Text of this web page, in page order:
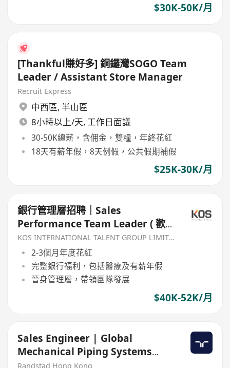
$30K-50K/月
[Thankful賺好多] 銅鑼灣SOGO Team
Leader / Assistant Store Manager
Recruit Express
中西區, 半山區
8小時以上/天, 工作日面議
30-50K總薪，含佣金，雙糧，年終花紅
18天有薪年假，8天例假，公共假期補假
$25K-30K/月
銀行管理層招聘｜Sales
Performance Team Leader ( 歡迎
RM/IS 轉Non Soles Role + 管理層
role ）
KOS INTERNATIONAL TALENT GROUP LIMITED
2-3個月年度花紅
完整銀行福利，包括醫療及有薪年假
晉身管理層，帶領團隊發展
$40K-52K/月
Sales Engineer | Global
Mechanical Piping Systems
Leader
Randstad Hong Kong